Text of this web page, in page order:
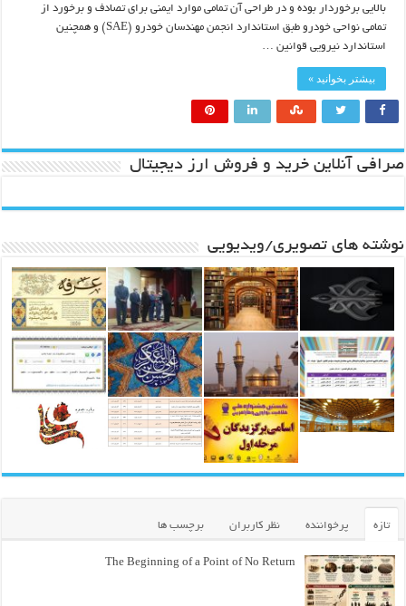
بالایی برخوردار بوده و در طراحی آن تمامی موارد ایمنی برای تصادف و برخورد از
تمامی نواحی خودرو طبق استاندارد انجمن مهندسان خودرو (SAE) و همچنین
استاندارد نیرویی قوانین …
بیشتر بخوانید »
صرافی آنلاین خرید و فروش ارز دیجیتال
نوشته های تصویری/ویدیویی
تازه پرخواننده نظر کاربران برچسب ها
The Beginning of a Point of No Return